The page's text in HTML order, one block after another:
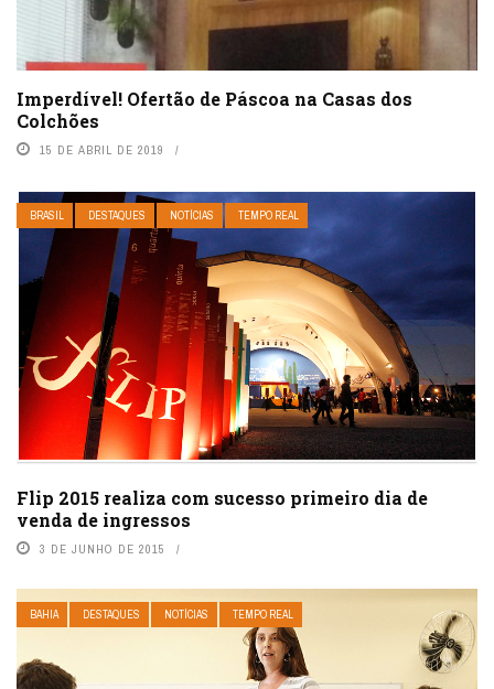
Imperdível! Ofertão de Páscoa na Casas dos
Colchões
15 DE ABRIL DE 2019
BRASIL DESTAQUES NOTÍCIAS TEMPO REAL
Flip 2015 realiza com sucesso primeiro dia de
venda de ingressos
3 DE JUNHO DE 2015
BAHIA DESTAQUES NOTÍCIAS TEMPO REAL